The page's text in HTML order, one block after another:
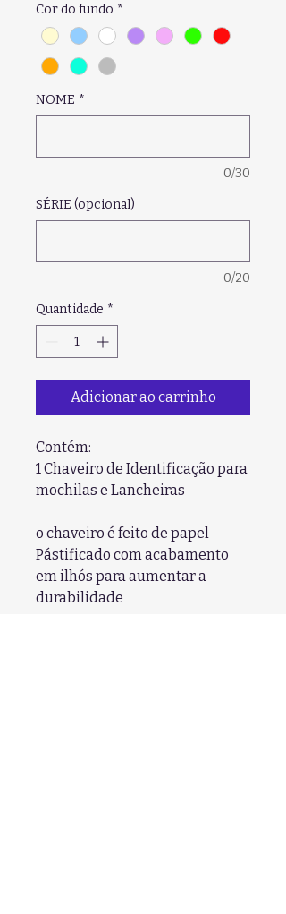
Cor do fundo *
NOME *
0/30
SÉRIE (opcional)
0/20
Quantidade *
Adicionar ao carrinho
Contém:
1 Chaveiro de Identificação para
mochilas e Lancheiras
o chaveiro é feito de papel
Pástificado com acabamento
em ilhós para aumentar a
durabilidade